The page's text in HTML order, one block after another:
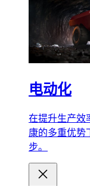
电动化
在提升生产效
康的多重优势
步。